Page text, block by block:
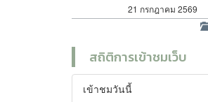
21 กรกฎาคม 2569
สถิติการเข้าชมเว็บ
เข้าชมวันนี้